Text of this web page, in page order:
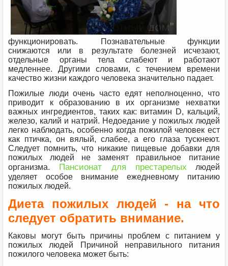
функционировать. Познавательные функции
снижаются или в результате болезней исчезают,
отдельные органы тела слабеют и работают
медленнее. Другими словами, с течением времени
качество жизни каждого человека значительно падает.
Пожилые люди очень часто едят неполноценно, что
приводит к образованию в их организме нехватки
важных ингредиентов, таких как: витамин D, кальций,
железо, калий и натрий. Недоедание у пожилых людей
легко наблюдать, особенно когда пожилой человек ест
как птичка, он вялый, слабее, а его глаза тускнеют.
Следует помнить, что никакие пищевые добавки для
пожилых людей не заменят правильное питание
организма.
Пансионат для престарелых людей
уделяет особое внимание ежедневному питанию
пожилых людей.
Диета пожилых людей - на что
следует обратить внимание.
Каковы могут быть причины проблем с питанием у
пожилых людей Причиной неправильного питания
пожилого человека может быть: